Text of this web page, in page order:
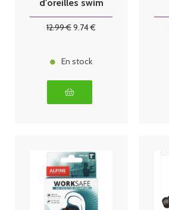
d'oreilles swim
12.99€9.74€
En stock